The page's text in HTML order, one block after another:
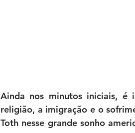
Ainda nos minutos iniciais, é
religião, a imigração e o
Toth nesse grande sonho